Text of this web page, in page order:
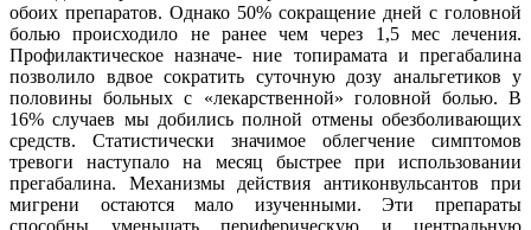
обоих препаратов. Однако 50% сокращение дней с головной
болью происходило не ранее чем через 1,5 мес лечения.
Профилактическое назначе- ние топирамата и прегабалина
позволило вдвое сократить суточную дозу анальгетиков у
половины больных с «лекарственной» головной болью. В
16% случаев мы добились полной отмены обезболивающих
средств. Статистически значимое облегчение симптомов
тревоги наступало на месяц быстрее при использовании
прегабалина. Механизмы действия антиконвульсантов при
мигрени остаются мало изученными. Эти препараты
способны уменьшать периферическую и центральную